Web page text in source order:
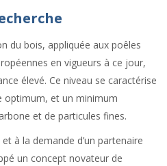
du bois, appliquée aux poêles
en vigueurs à ce jour,
élevé. Ce niveau se caractérise
optimum, et un minimum
et de particules fines.
à la demande d’un partenaire
un concept novateur de